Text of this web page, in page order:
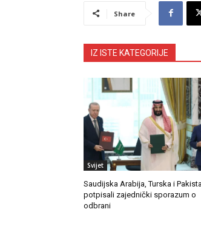
Share
IZ ISTE KATEGORIJE
Svijet
Saudijska Arabija, Turska i
potpisali zajednički sporazum o
odbrani